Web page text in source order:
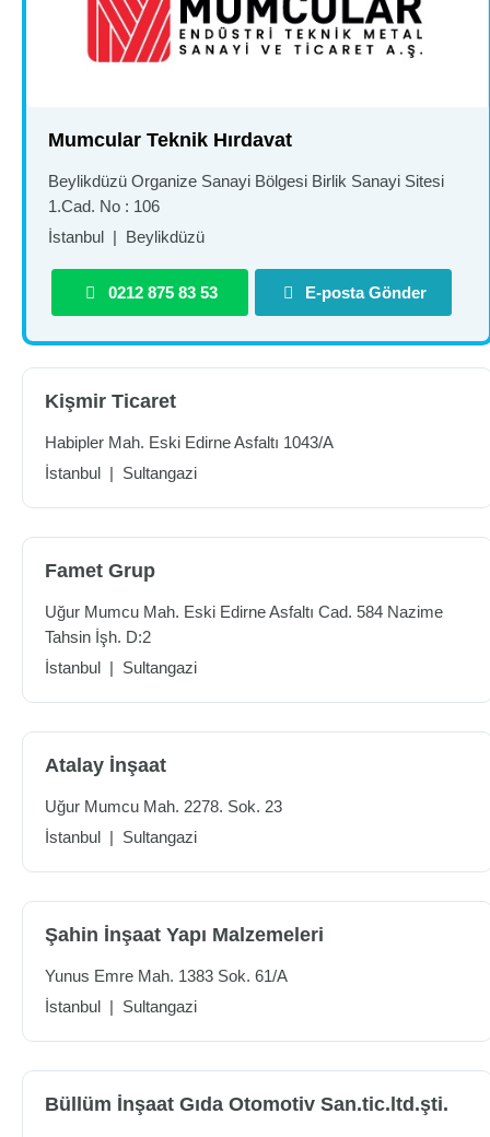
Mumcular Teknik Hırdavat
Beylikdüzü Organize Sanayi Bölgesi Birlik Sanayi Sitesi
1.Cad. No : 106
İstanbul | Beylikdüzü
0212 875 83 53 E-posta Gönder
Kişmir Ticaret
Habipler Mah. Eski Edirne Asfaltı 1043/A
İstanbul | Sultangazi
Famet Grup
Uğur Mumcu Mah. Eski Edirne Asfaltı Cad. 584 Nazime
Tahsin İşh. D:2
İstanbul | Sultangazi
Atalay İnşaat
Uğur Mumcu Mah. 2278. Sok. 23
İstanbul | Sultangazi
Şahin İnşaat Yapı Malzemeleri
Yunus Emre Mah. 1383 Sok. 61/A
İstanbul | Sultangazi
Büllüm İnşaat Gıda Otomotiv San.tic.ltd.şti.